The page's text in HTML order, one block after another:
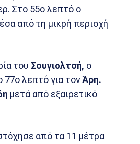
Στο 55ο λεπτό ο
από τη μικρή περιοχή
του Σουγιολτσή, ο
λεπτό για τονΆρη.
μετά από εξαιρετικό
από τα 11 μέτρα